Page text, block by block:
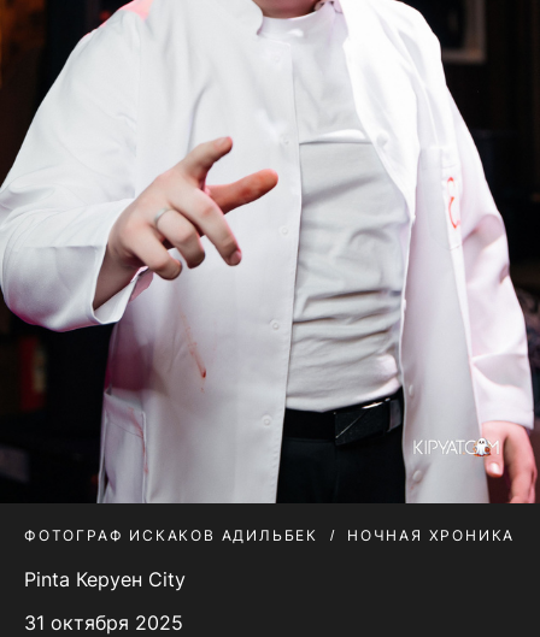
ФОТОГРАФ ИСКАКОВ АДИЛЬБЕК НОЧНАЯ ХРОНИКА
Pinta Керуен City
31 октября 2025